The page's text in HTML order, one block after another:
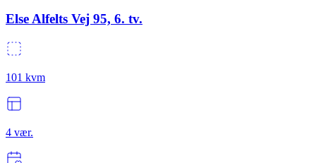
Else Alfelts Vej 95, 6. tv.
101 kvm
4 vær.